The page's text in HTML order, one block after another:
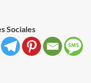
Sociales